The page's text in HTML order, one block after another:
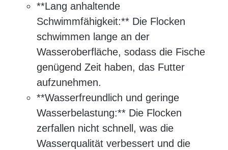
**Lang anhaltende
Schwimmfähigkeit:** Die Flocken
schwimmen lange an der
Wasseroberfläche, sodass die Fische
genügend Zeit haben, das Futter
aufzunehmen.
**Wasserfreundlich und geringe
Wasserbelastung:** Die Flocken
zerfallen nicht schnell, was die
Wasserqualität verbessert und die